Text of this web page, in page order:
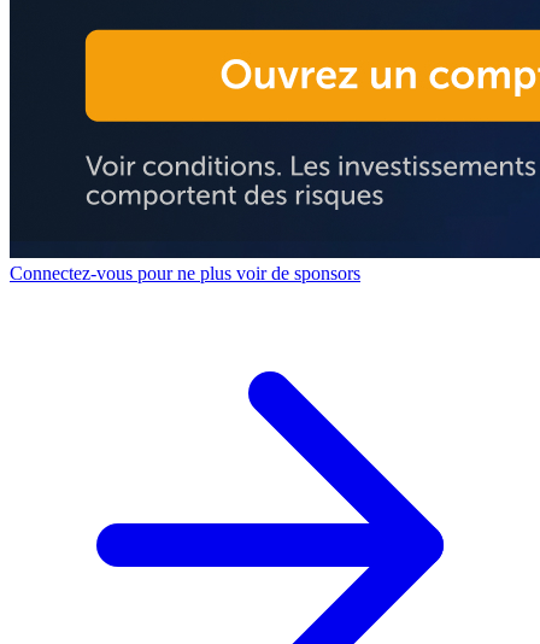
Connectez-vous pour ne plus voir de sponsors